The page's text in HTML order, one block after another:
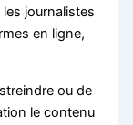
journalistes
en ligne,
ou de
le contenu